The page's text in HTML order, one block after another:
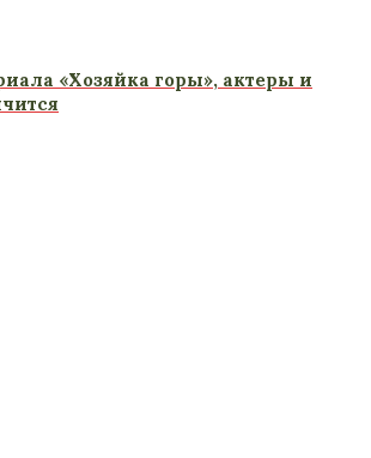
«Хозяйка горы», актеры и